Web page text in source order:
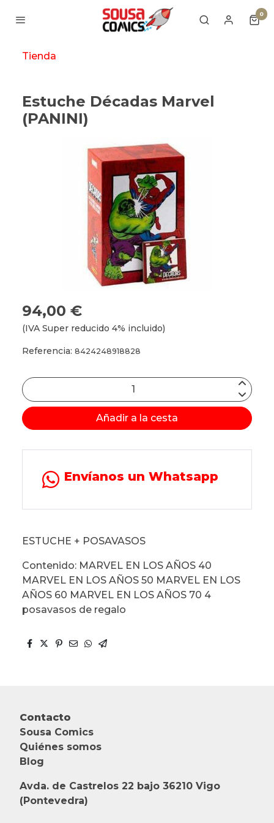
0
Tienda
Estuche Décadas Marvel
(PANINI)
94,00 €
(IVA Super reducido 4% incluido)
Referencia: 8424248918828
Añadir a la cesta
Envíanos un Whatsapp
ESTUCHE + POSAVASOS
Contenido: MARVEL EN LOS AÑOS 40
MARVEL EN LOS AÑOS 50 MARVEL EN LOS
AÑOS 60 MARVEL EN LOS AÑOS 70 4
posavasos de regalo
Contacto
Sousa Comics
Quiénes somos
Blog
Avda. de Castrelos 22 bajo 36210 Vigo
(Pontevedra)